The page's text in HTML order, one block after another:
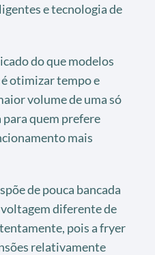
e tecnologia de
do que modelos
otimizar tempo e
volume de uma só
para quem prefere
mais
de pouca bancada
diferente de
pois a fryer
relativamente